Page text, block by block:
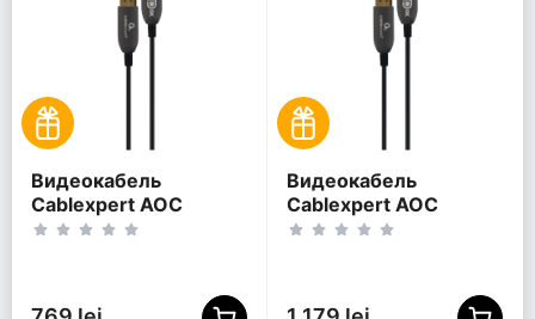
Видеокабель
Cablexpert AOC
Premium Series,
Видеокабель
Cablexpert AOC
Premium Series,